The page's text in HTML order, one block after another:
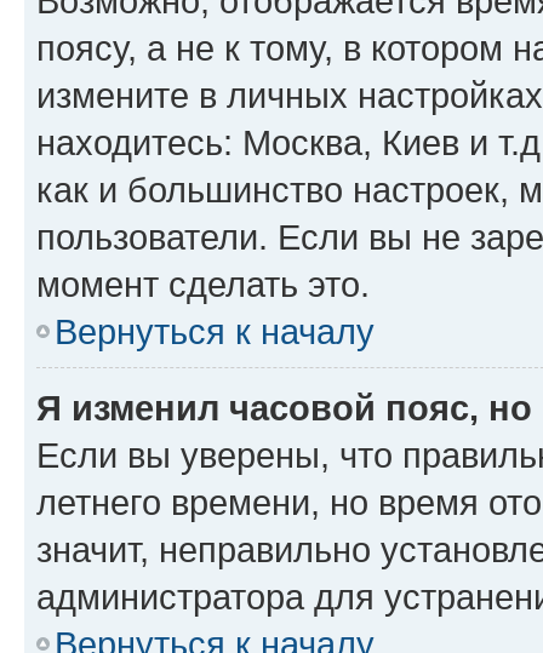
поясу, а не к тому, в котором
измените в личных
находитесь: Москва, Киев и
как и большинство настроек,
пользователи. Если вы не
момент сделать это.
Вернуться к началу
Я изменил часовой пояс,
Если вы уверены, что
летнего времени, но время
значит, неправильно
администратора для
Вернуться к началу